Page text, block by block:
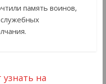
память воинов,
на